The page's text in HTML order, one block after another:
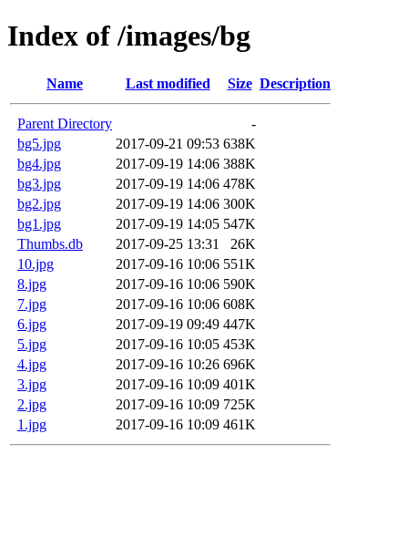
Index of /images/bg
Name Last modified Size Description
Parent Directory
-
bg5.jpg
2017-09-21 09:53 638K
bg4.jpg
2017-09-19 14:06 388K
bg3.jpg
2017-09-19 14:06 478K
bg2.jpg
2017-09-19 14:06 300K
bg1.jpg
2017-09-19 14:05 547K
Thumbs.db
2017-09-25 13:31
26K
10.jpg
2017-09-16 10:06 551K
8.jpg
2017-09-16 10:06 590K
7.jpg
2017-09-16 10:06 608K
6.jpg
2017-09-19 09:49 447K
5.jpg
2017-09-16 10:05 453K
4.jpg
2017-09-16 10:26 696K
3.jpg
2017-09-16 10:09 401K
2.jpg
2017-09-16 10:09 725K
1.jpg
2017-09-16 10:09 461K